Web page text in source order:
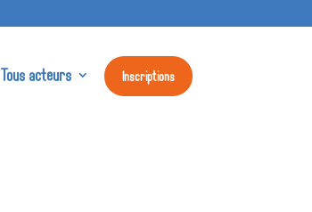
Tous acteurs Inscriptions